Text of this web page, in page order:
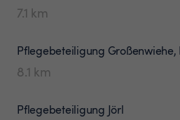
7.1 km
Pflegebeteiligung
8.1 km
Pflegebeteiligung Jörl